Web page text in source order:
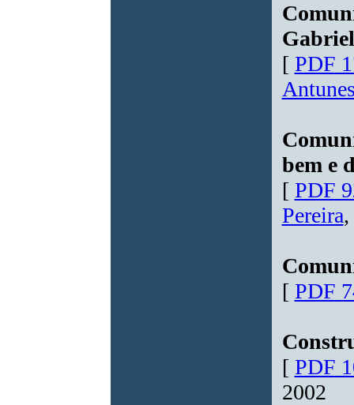
[ PDF
bem e
[ PDF
Pereira
[ PDF
[ PDF
2002